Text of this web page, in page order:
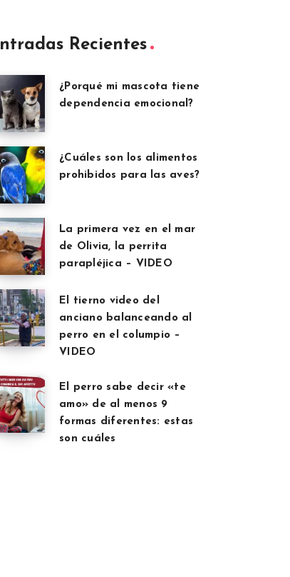
Recientes
¿Porqué mi mascota tiene
dependencia emocional?
¿Cuáles son los alimentos
prohibidos para las aves?
La primera vez en el mar
de Olivia, la perrita
parapléjica – VIDEO
El tierno video del
anciano balanceando al
perro en el columpio –
VIDEO
El perro sabe decir «te
amo» de al menos 9
formas diferentes: estas
son cuáles